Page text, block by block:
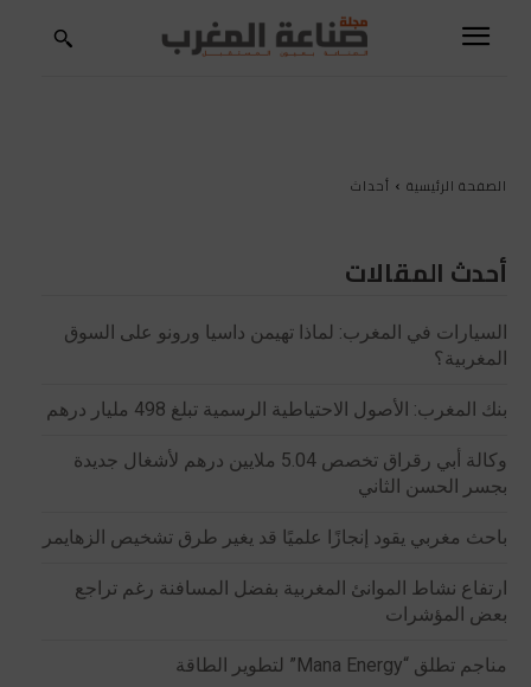
الصفحة الرئيسية أحداث
أحدث المقالات
السيارات في المغرب: لماذا تهيمن داسيا ورونو على السوق
المغربية؟
بنك المغرب: الأصول الاحتياطية الرسمية تبلغ 498 مليار درهم
وكالة أبي رقراق تخصص 5.04 ملايين درهم لأشغال جديدة
بجسر الحسن الثاني
باحث مغربي يقود إنجازًا علميًا قد يغير طرق تشخيص الزهايمر
ارتفاع نشاط الموانئ المغربية بفضل المسافنة رغم تراجع
بعض المؤشرات
مناجم تطلق “Mana Energy” لتطوير الطاقة